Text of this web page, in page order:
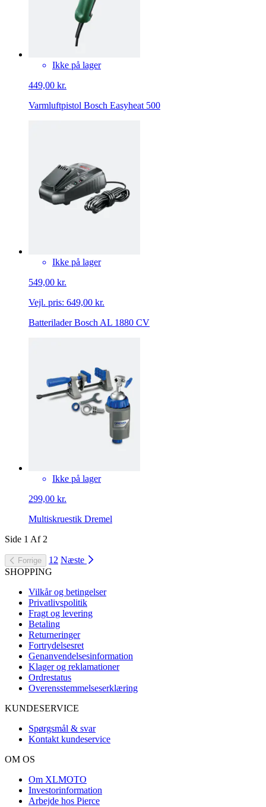
Ikke på lager
449,00 kr.
Varmluftpistol Bosch Easyheat 500
Ikke på lager
549,00 kr.
Vejl. pris: 649,00 kr.
Batterilader Bosch AL 1880 CV
Ikke på lager
299,00 kr.
Multiskruestik Dremel
Side 1 Af 2
Forrige 1 2 Næste
SHOPPING
Vilkår og betingelser
Privatlivspolitik
Fragt og levering
Betaling
Returneringer
Fortrydelsesret
Genanvendelsesinformation
Klager og reklamationer
Ordrestatus
Overensstemmelseserklæring
KUNDESERVICE
Spørgsmål & svar
Kontakt kundeservice
OM OS
Om XLMOTO
Investorinformation
Arbejde hos Pierce